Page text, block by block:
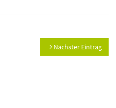
Nächster Eintrag